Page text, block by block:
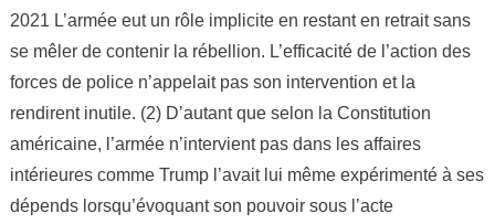
2021 L’armée eut un rôle implicite en restant en retrait sans
se mêler de contenir la rébellion. L’efficacité de l’action des
forces de police n’appelait pas son intervention et la
rendirent inutile. (2) D’autant que selon la Constitution
américaine, l’armée n’intervient pas dans les affaires
intérieures comme Trump l’avait lui même expérimenté à ses
dépends lorsqu’évoquant son pouvoir sous l’acte